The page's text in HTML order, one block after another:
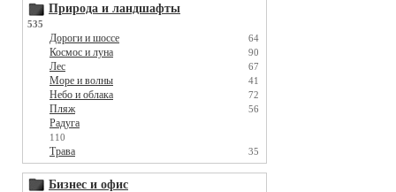
Природа и ландшафты
535
Дороги и шоссе 64
Космос и луна 90
Лес 67
Море и волны 41
Небо и облака 72
Пляж 56
Радуга
110
Трава 35
Бизнес и офис